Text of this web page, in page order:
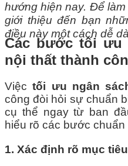
hướng hiện nay. Để
giới thiệu đến bạn
điều này một cách dễ
Các bước tối ưu
nội thất thành
Việctối ưu ngân
công đòi hỏi sự chuẩn
cụ thể ngay từ ban
hiểu rõ các bước
1. Xác định rõ mục